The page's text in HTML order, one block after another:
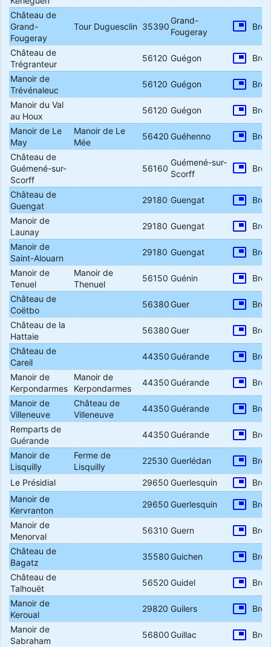
Château de
Grand-
Fougeray
Tour Duguesclin 35390
Grand-
Fougeray
picture_in_picture
Château de
Trégranteur
56120 Guégon picture_in_picture
Manoir de
Trévénaleuc
56120 Guégon picture_in_picture
Manoir du Val
au Houx
56120 Guégon picture_in_picture
Manoir de Le
May
Manoir de Le
Mée
56420 Guéhenno picture_in_picture
Château de
Guémené-sur-
Scorff
56160
Guémené-sur-
Scorff
picture_in_picture
Château de
Guengat
29180 Guengat picture_in_picture
Manoir de
Launay
29180 Guengat picture_in_picture
Manoir de
Saint-Alouarn
29180 Guengat picture_in_picture
Manoir de
Tenuel
Manoir de
Thenuel
56150 Guénin picture_in_picture
Château de
Coëtbo
56380Guer picture_in_picture
Château de la
Hattaie
56380Guer picture_in_picture
Château de
Careil
44350Guérande picture_in_picture
Manoir de
Kerpondarmes
Manoir de
Kerpondarmes
44350Guérande picture_in_picture
Manoir de
Villeneuve
Château de
Villeneuve
44350Guérande picture_in_picture
Remparts de
Guérande
44350Guérande picture_in_picture
Manoir de
Lisquilly
Ferme de
Lisquilly
22530 Guerlédan picture_in_picture
Le Présidial 29650 Guerlesquin picture_in_picture
Manoir de
Kervranton
29650 Guerlesquin picture_in_picture
Manoir de
Menorval
56310 Guern picture_in_picture
Château de
Bagatz
35580Guichen picture_in_picture
Château de
Talhouët
56520 Guidel picture_in_picture
Manoir de
Keroual
29820 Guilers picture_in_picture
Manoir de
Sabraham
56800Guillac picture_in_picture